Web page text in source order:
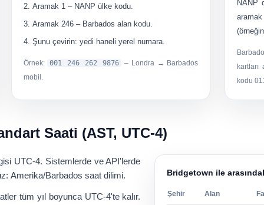
Aramak 1– NANP ülke kodu.
Aramak 246– Barbados alan kodu.
Şunu çevirin: yedi haneli yerel numara.
Örnek: 001 246 262 9876
– Londra → Barbados
mobil.
NANP
aramak
(örneğin
kartları
kodu
Saati (AST, UTC-4)
UTC-4. Sistemlerde ve API'lerde
Amerika/Barbados saat dilimi.
tüm yıl boyunca UTC-4'te kalır.
Bridgetown ile
Şehir Alan